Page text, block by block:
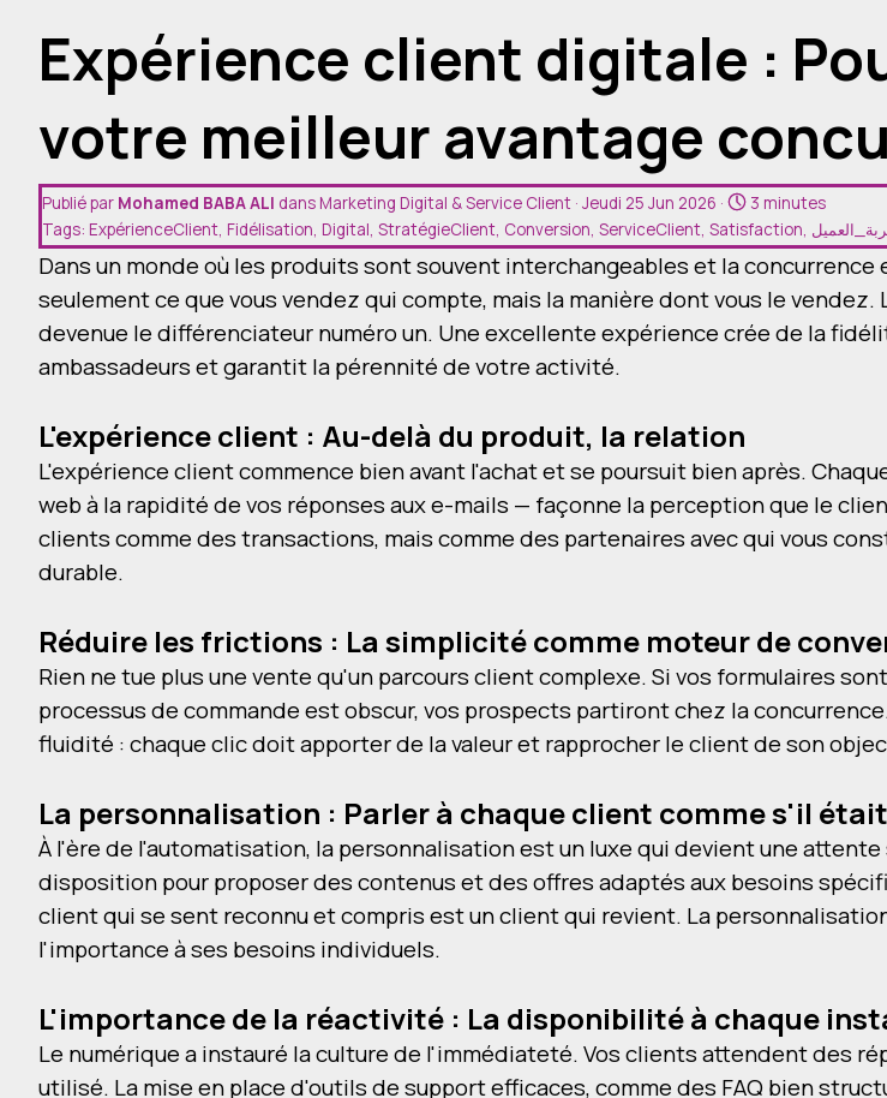
Expérience client digitale :
votre meilleur avantage
Publié par Mohamed BABA ALI dansMarketing Digital & Service Client · Jeudi 25 Jun 2026 ·
3 minutes
Tags: ExpérienceClient, Fidélisation, Digital, StratégieClient, Conversion, ServiceClient, Satisfaction,
Dans un monde où les produits sont souvent interchangeables et la concurrence
seulement ce que vous vendez qui compte, mais la manière dont vous le
devenue le différenciateur numéro un. Une excellente expérience crée de la
ambassadeurs et garantit la pérennité de votre activité.
L'expérience client : Au-delà du produit, la relation
L'expérience client commence bien avant l'achat et se poursuit bien après.
web à la rapidité de vos réponses aux e-mails — façonne la perception que le
clients comme des transactions, mais comme des partenaires avec qui vous
durable.
Réduire les frictions : La simplicité comme moteur de
Rien ne tue plus une vente qu'un parcours client complexe. Si vos formulaires
processus de commande est obscur, vos prospects partiront chez la
fluidité : chaque clic doit apporter de la valeur et rapprocher le client de son
La personnalisation : Parler à chaque client comme s'il
À l'ère de l'automatisation, la personnalisation est un luxe qui devient une
disposition pour proposer des contenus et des offres adaptés aux besoins
client qui se sent reconnu et compris est un client qui revient. La
l'importance à ses besoins individuels.
L'importance de la réactivité : La disponibilité à chaque
Le numérique a instauré la culture de l'immédiateté. Vos clients attendent des
utilisé. La mise en place d'outils de support efficaces, comme des FAQ bien